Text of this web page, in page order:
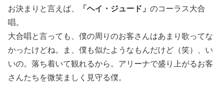
お決まりと言えば、 「ヘイ・ジュード」 のコーラス大合
唱。
大合唱と言っても、僕の周りのお客さんはあまり歌ってな
かったけどね。ま、僕も似たようなもんだけど（笑）、い
いの。落ち着いて観れるから。アリーナで盛り上がるお客
さんたちを微笑ましく見守る僕。